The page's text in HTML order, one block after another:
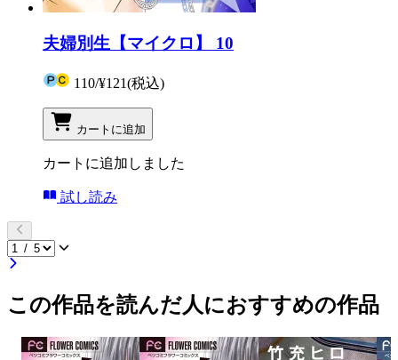
夫婦別生【マイクロ】 10
110/¥121(税込)
カートに追加
カートに追加しました
試し読み
この作品を読んだ人におすすめの作品